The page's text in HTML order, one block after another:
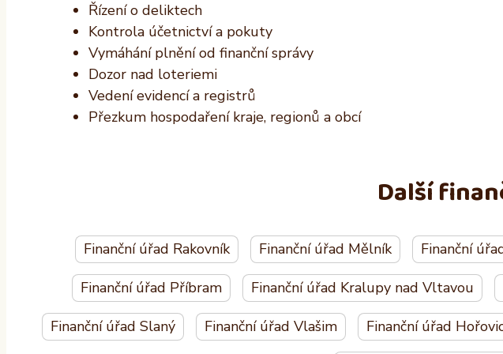
Řízení o deliktech
Kontrola účetnictví a pokuty
Vymáhání plnění od finanční správy
Dozor nad loteriemi
Vedení evidencí a registrů
Přezkum hospodaření kraje, regionů a obcí
Další
Finanční úřad Rakovník Finanční úřad Mělník Finanční
Finanční úřad Příbram Finanční úřad Kralupy nad Vltavou
Finanční úřad Slaný Finanční úřad Vlašim Finanční úřad